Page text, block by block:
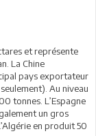
et représente
La Chine
pays exportateur
Au niveau
tonnes. L’Espagne
un gros
en produit 50